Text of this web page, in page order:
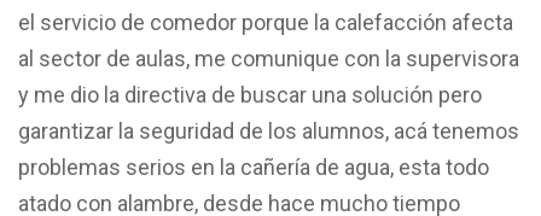
el servicio de comedor porque la calefacción afecta
al sector de aulas, me comunique con la supervisora
y me dio la directiva de buscar una solución pero
garantizar la seguridad de los alumnos, acá tenemos
problemas serios en la cañería de agua, esta todo
atado con alambre, desde hace mucho tiempo